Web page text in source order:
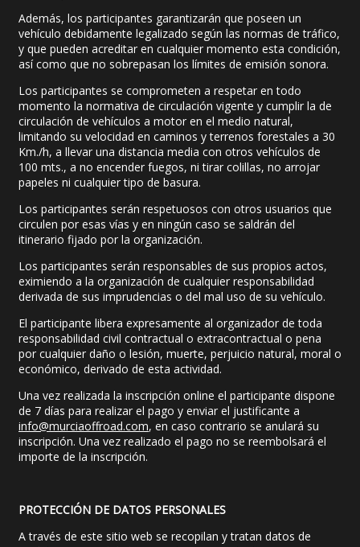
Además, los participantes garantizarán que poseen un
vehículo debidamente legalizado según las normas de tráfico,
y que pueden acreditar en cualquier momento esta condición,
así como que no sobrepasan los límites de emisión sonora.
Los participantes se comprometen a respetar en todo
momento la normativa de circulación vigente y cumplir la de
circulación de vehículos a motor en el medio natural,
limitando su velocidad en caminos y terrenos forestales a 30
Km./h, a llevar una distancia media con otros vehículos de
100 mts., a no encender fuegos, ni tirar colillas, no arrojar
papeles ni cualquier tipo de basura.
Los participantes serán respetuosos con otros usuarios que
circulen por esas vías y en ningún caso se saldrán del
itinerario fijado por la organización.
Los participantes serán responsables de sus propios actos,
eximiendo a la organización de cualquier responsabilidad
derivada de sus imprudencias o del mal uso de su vehículo.
El participante libera expresamente al organizador de toda
responsabilidad civil contractual o extracontractual o pena
por cualquier daño o lesión, muerte, perjuicio natural, moral o
económico, derivado de esta actividad.
Una vez realizada la inscripción online el participante dispone
de 7 días para realizar el pago y enviar el justificante a
info@murciaoffroad.com, en caso contrario se anulará su
inscripción. Una vez realizado el pago no se reembolsará el
importe de la inscripción.
PROTECCIÓN DE DATOS PERSONALES
A través de este sitio web se recopilan y tratan datos de